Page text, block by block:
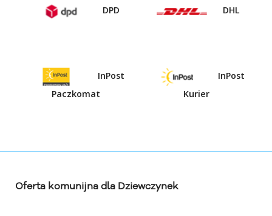
DPD DHL
InPost
Paczkomat
InPost
Kurier
Oferta komunijna dla Dziewczynek